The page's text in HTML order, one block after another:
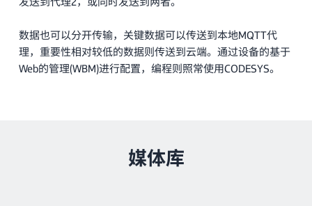
数据也可以分开传输，关键数据可以传送到本地MQTT代
理，重要性相对较低的数据则传送到云端。通过设备的基于
Web的管理(WBM)进行配置，编程则照常使用CODESYS。
媒体库